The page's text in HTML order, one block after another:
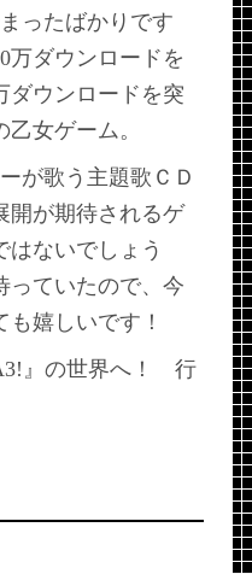
ったばかりです
万ダウンロードを
ダウンロードを突
女ゲーム。
が歌う主題歌ＣＤ
開が期待されるゲ
はないでしょう
っていたので、今
嬉しいです！
』の世界へ！ 行